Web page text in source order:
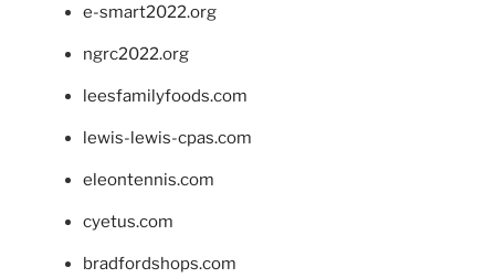
e-smart2022.org
ngrc2022.org
leesfamilyfoods.com
lewis-lewis-cpas.com
eleontennis.com
cyetus.com
bradfordshops.com